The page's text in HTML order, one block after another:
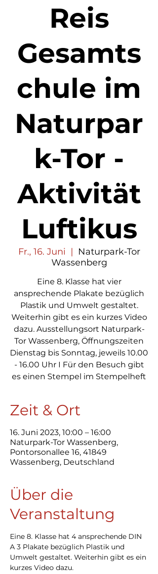
Reis
Gesamts
chule im
Naturpar
k-Tor -
Aktivität
Luftikus
Fr., 16. Juni
  |
Naturpark-Tor
Wassenberg
Eine 8. Klasse hat vier
ansprechende Plakate bezüglich
Plastik und Umwelt gestaltet.
Weiterhin gibt es ein kurzes Video
dazu. Ausstellungsort Naturpark-
Tor Wassenberg, Öffnungszeiten
Dienstag bis Sonntag, jeweils 10.00
- 16.00 Uhr I Für den Besuch gibt
es einen Stempel im Stempelheft
Zeit & Ort
16. Juni 2023, 10:00 – 16:00
Naturpark-Tor Wassenberg,
Pontorsonallee 16, 41849
Wassenberg, Deutschland
Über die
Veranstaltung
Eine 8. Klasse hat 4 ansprechende DIN
A 3 Plakate bezüglich Plastik und
Umwelt gestaltet. Weiterhin gibt es ein
kurzes Video dazu.